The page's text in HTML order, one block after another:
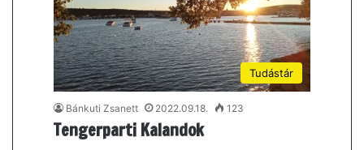
Tudástár
Bánkuti Zsanett 2022.09.18. 123
Tengerparti Kalandok